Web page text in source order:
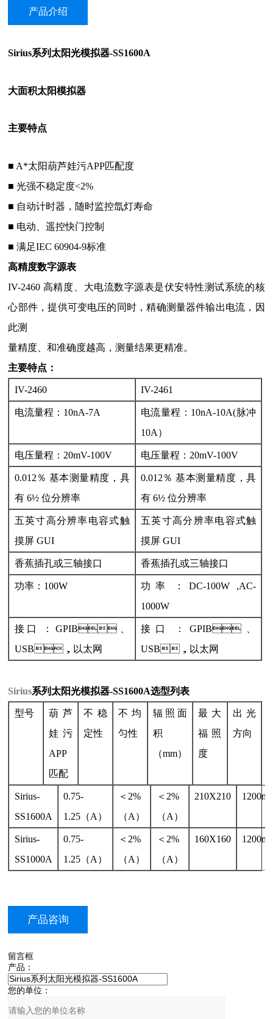
产品介绍
Sirius系列太阳光模拟器-SS1600A
大面积太阳模拟器
主要特点
■ A*太阳葫芦娃污APP匹配度
■ 光强不稳定度<2%
■ 自动计时器，随时监控氙灯寿命
■ 电动、遥控快门控制
■ 满足IEC 60904-9标准
高精度数字源表
IV-2460 高精度、大电流数字源表是伏安特性测试系统的核
心部件，提供可变电压的同时，精确测量器件输出电流，因
此测
量精度、和准确度越高，测量结果更精准。
主要特点：
IV-2460 IV-2461
电流量程：10nA-7A
电流量程：10nA-10A(脉冲
10A）
电压量程：20mV-100V 电压量程：20mV-100V
0.012％ 基本测量精度，具
有 6½ 位分辨率
0.012％ 基本测量精度，具
有 6½ 位分辨率
五英寸高分辨率电容式触
摸屏 GUI
五英寸高分辨率电容式触
摸屏 GUI
香蕉插孔或三轴接口 香蕉插孔或三轴接口
功率：100W
功率：DC-100W ,AC-
1000W
接口：GPIB、
USB，以太网
接口：GPIB、
USB，以太网
Sirius系列太阳光模拟器-SS1600A选型列表
型号
葫芦
娃污
APP
匹配
不稳
定性
不均
匀性
辐照面
积
（mm）
最大
福照
度
出光
方向
Sirius-
SS1600A
0.75-
1.25（A）
＜2%
（A）
＜2%
（A）
210X210
Sirius-
SS1000A
0.75-
1.25（A）
＜2%
（A）
＜2%
（A）
160X160
产品咨询
留言框
产品：
您的单位：